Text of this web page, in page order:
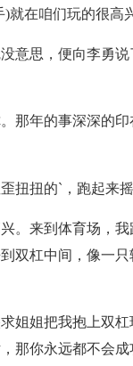
在咱们玩的很高
意思，便向李勇
那年的事深深的印
扭扭的`，跑起来
。来到体育场，
双杠中间，像一
姐姐把我抱上双
那你永远都不会